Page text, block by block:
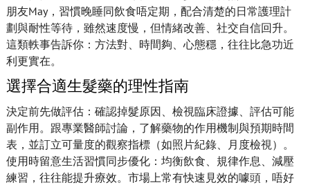
朋友May，習慣晚睡同飲食唔定期，配合清楚的日常護理計
劃與耐性等待，雖然速度慢，但情緒改善、社交自信回升。
這類軼事告訴你：方法對、時間夠、心態穩，往往比急功近
利更實在。
選擇合適生髮藥的理性指南
決定前先做評估：確認掉髮原因、檢視臨床證據、評估可能
副作用。跟專業醫師討論，了解藥物的作用機制與預期時間
表，並訂立可量度的觀察指標（如照片紀錄、月度檢視）。
使用時留意生活習慣同步優化：均衡飲食、規律作息、減壓
練習，往往能提升療效。市場上常有快速見效的噱頭，唔好